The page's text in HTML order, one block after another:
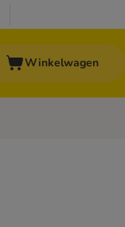
Winkelwagen
Top Deals